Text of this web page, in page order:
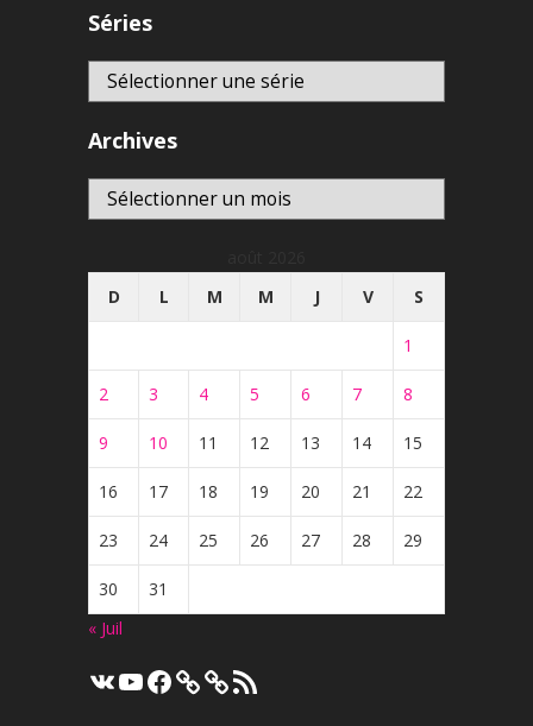
Séries
Archives
Archives
D
L M M J V S
1
2 3 4 5 6 7 8
9 10 11 12 13 14 15
16 17 18 19 20 21 22
23 24 25 26 27 28 29
30
31
« Juil
VK YouTube
Facebook Flux
RSS